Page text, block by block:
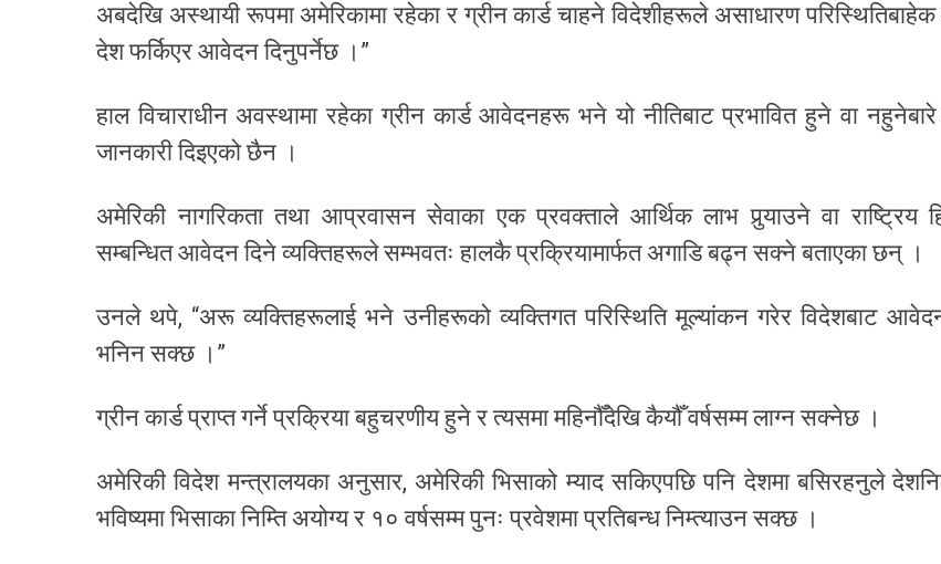
अबदेखि अस्थायी रूपमा अमेरिकामा रहेका र ग्रीन कार्ड चाहने विदेशीहरूले असाधारण
देश फर्किएर आवेदन दिनुपर्नेछ ।”
हाल विचाराधीन अवस्थामा रहेका ग्रीन कार्ड आवेदनहरू भने यो नीतिबाट प्रभावित हुने वा
जानकारी दिइएको छैन ।
अमेरिकी नागरिकता तथा आप्रवासन सेवाका एक प्रवक्ताले आर्थिक लाभ पुर्‍याउने वा राष्ट्रिय
सम्बन्धित आवेदन दिने व्यक्तिहरूले सम्भवतः हालकै प्रक्रियामार्फत अगाडि बढ्न सक्ने बताएका छन् ।
उनले थपे, “अरू व्यक्तिहरूलाई भने उनीहरूको व्यक्तिगत परिस्थिति मूल्यांकन गरेर विदेशबाट
भनिन सक्छ ।”
ग्रीन कार्ड प्राप्त गर्ने प्रक्रिया बहुचरणीय हुने र त्यसमा महिनौँदेखि कैयौँ वर्षसम्म लाग्न सक्नेछ ।
अमेरिकी विदेश मन्त्रालयका अनुसार, अमेरिकी भिसाको म्याद सकिएपछि पनि देशमा बसिरहनुले
भविष्यमा भिसाका निम्ति अयोग्य र १० वर्षसम्म पुनः प्रवेशमा प्रतिबन्ध निम्त्याउन सक्छ ।